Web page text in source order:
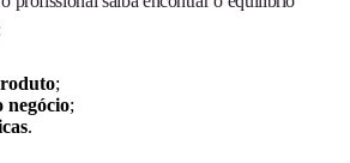
;
negócio;
.